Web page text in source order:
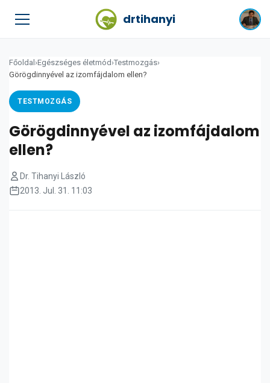
drtihanyi
Főoldal ›Egészséges életmód ›Testmozgás›
Görögdinnyével az izomfájdalom ellen?
TESTMOZGÁS
Görögdinnyével az izomfájdalom
ellen?
Dr. Tihanyi László
2013. Jul. 31. 11:03